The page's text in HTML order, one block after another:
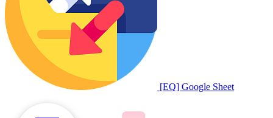
[EQ] Google Sheet